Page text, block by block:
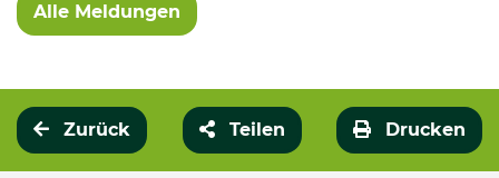
Alle Meldungen
Zurück Teilen Drucken